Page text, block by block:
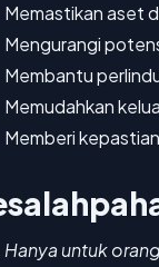
Memastikan aset
Mengurangi
Membantu
Memudahkan
Memberi
Hanya untuk